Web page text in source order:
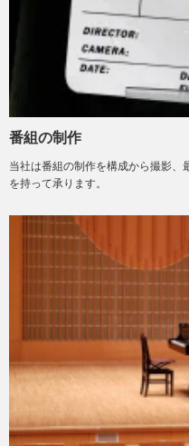
番組の制作
当社は番組の制作を構成から撮影
を持って承ります。